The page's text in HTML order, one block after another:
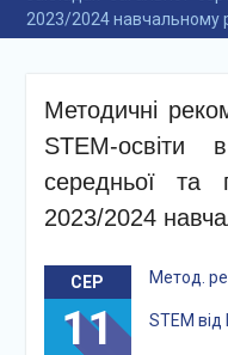
2023/2024 навчальному
Методичні
STEM-освіти
середньої та
2023/2024
СЕР
11
Метод.
STEM